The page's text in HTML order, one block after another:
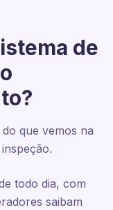
de
que vemos na
todo dia, com
saibam